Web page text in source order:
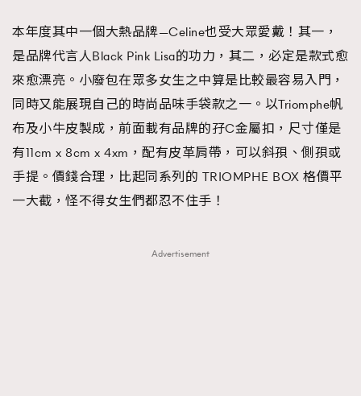
AFrenchMind
DressLikeAParisienne
EmpowerF
FashionWeek FigaroAesthetic
本年度其中一個大熱品牌—Celine也受大眾愛戴！其一，
是品牌代言人Black Pink Lisa的功力，其二，必定是款式愈
來愈漂亮。小廢包在眾多女生之中算是比較最容易入門，
同時又能展現自己的時尚品味手袋款之一。以Triomphe帆
布及小牛皮製成，前面載有品牌的孖C金屬扣，尺寸僅是
有11cm x 8cm x 4xm，配有皮革肩帶，可以斜孭、側孭或
手提。價錢合理，比起同系列的 TRIOMPHE BOX 格價平
一大截，怪不得女生們都忍不住手！
Advertisement